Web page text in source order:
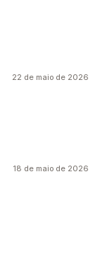
22 de maio de 2026
18 de maio de 2026